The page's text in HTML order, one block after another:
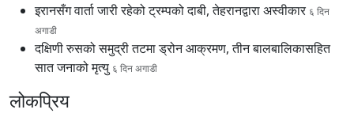
इरानसँग वार्ता जारी रहेको ट्रम्पको दाबी, तेहरानद्वारा अस्वीकार ६ दिन
अगाडी
दक्षिणी रुसको समुद्री तटमा ड्रोन आक्रमण, तीन बालबालिकासहित
सात जनाको मृत्यु ६ दिन अगाडी
लोकप्रिय